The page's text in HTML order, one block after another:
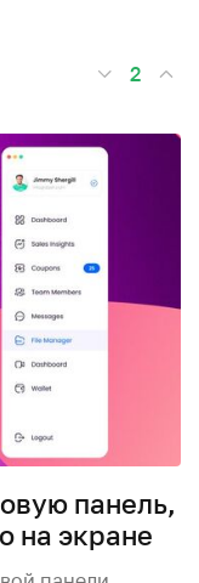
2
панель,
на экране